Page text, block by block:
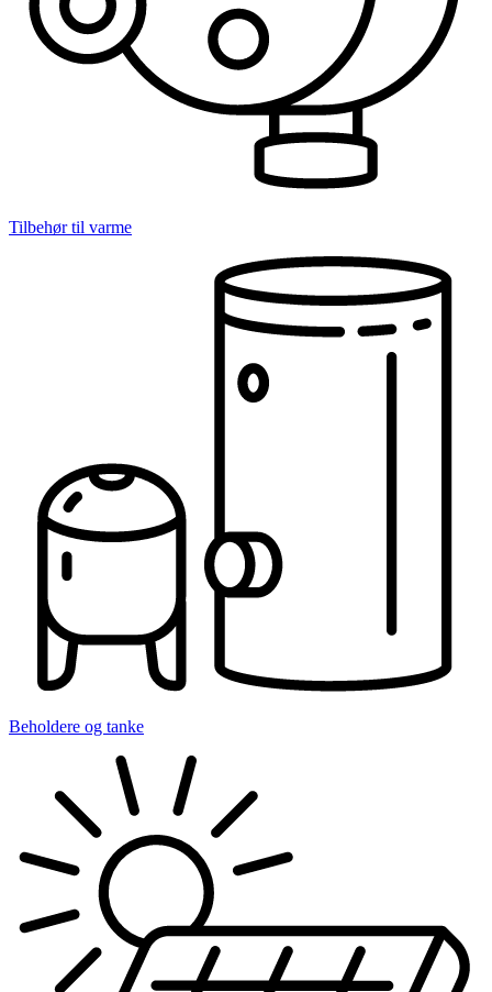
Tilbehør til varme
Beholdere og tanke